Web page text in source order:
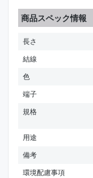
商品スペック情報
長さ
結線
色
端子
規格
用途
備考
環境配慮事項